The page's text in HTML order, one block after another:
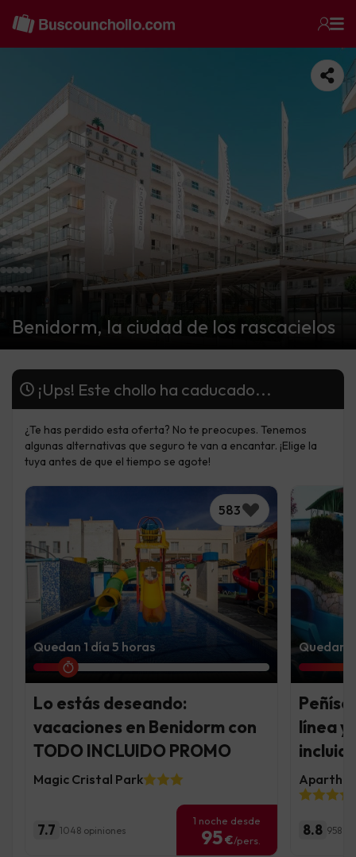
Benidorm, la ciudad de los rascacielos
¡Ups! Este chollo ha caducado...
¿Te has perdido esta oferta? No te preocupes. Tenemos
algunas alternativas que seguro te van a encantar. ¡Elige la
tuya antes de que el tiempo se agote!
583
Quedan 1 día 5 horas
Lo estás deseando:
vacaciones en Benidorm con
TODO INCLUIDO PROMO
Magic Cristal Park
7.7 1048 opiniones
1 noche desde
95€/pers.
Quedan
línea y
8.8 958